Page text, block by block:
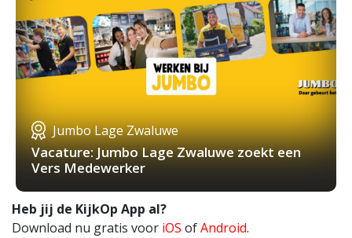
Jumbo Lage Zwaluwe
Vacature: Jumbo Lage Zwaluwe zoekt een
Vers Medewerker
Heb jij de KijkOp App al?
Download nu gratis voor iOS ofAndroid.